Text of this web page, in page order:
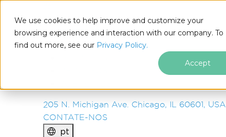
We use cookies to help improve and customize your
browsing experience and interaction with our company. To
find out more, see our Privacy Policy.
Accept
IRONSOFTWARE
PRODUTOS
EMPRESA
205 N. Michigan Ave. Chicago, IL 60601, USA
CONTATE-NOS
pt